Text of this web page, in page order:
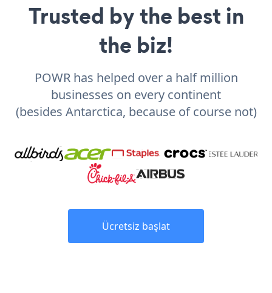
Trusted by the best in
the biz!
POWR has helped over a half million
businesses on every continent
(besides Antarctica, because of course not)
Ücretsiz başlat